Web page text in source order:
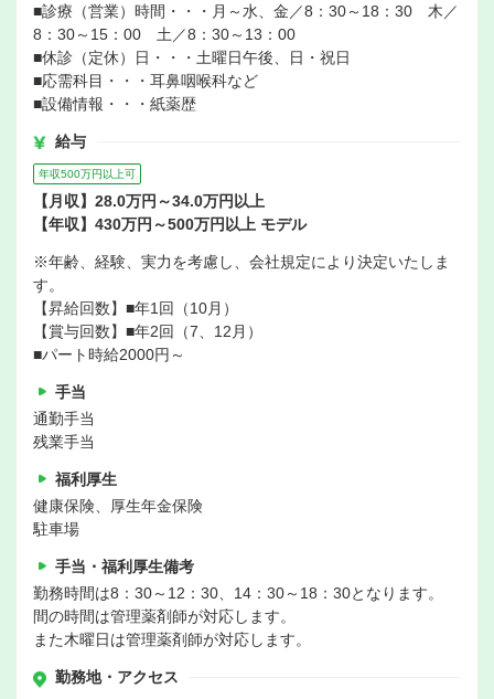
■診療（営業）時間・・・月～水、金／8：30～18：30 木／
8：30～15：00 土／8：30～13：00
■休診（定休）日・・・土曜日午後、日・祝日
■応需科目・・・耳鼻咽喉科など
■設備情報・・・紙薬歴
給与
年収500万円以上可
【月収】28.0万円～34.0万円以上
【年収】430万円～500万円以上 モデル
※年齢、経験、実力を考慮し、会社規定により決定いたしま
す。
【昇給回数】■年1回（10月）
【賞与回数】■年2回（7、12月）
■パート時給2000円～
手当
通勤手当
残業手当
福利厚生
健康保険、厚生年金保険
駐車場
手当・福利厚生備考
勤務時間は8：30～12：30、14：30～18：30となります。
間の時間は管理薬剤師が対応します。
また木曜日は管理薬剤師が対応します。
勤務地・アクセス